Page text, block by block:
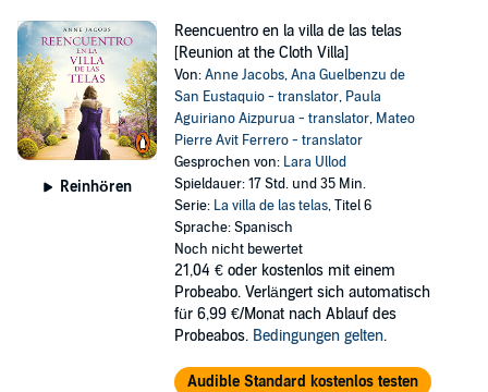
Reinhören
Reencuentro en la villa de las telas
[Reunion at the Cloth Villa]
Von:Anne Jacobs,Ana Guelbenzu de
San Eustaquio - translator, Paula
Aguiriano Aizpurua - translator, Mateo
Pierre Avit Ferrero - translator
Gesprochen von: Lara Ullod
Spieldauer: 17 Std. und 35 Min.
Serie: La villa de las telas, Titel 6
Sprache: Spanisch
Noch nicht bewertet
21,04 € oder kostenlos mit einem
Probeabo. Verlängert sich automatisch
für 6,99 €/Monat nach Ablauf des
Probeabos. Bedingungen gelten.
Audible Standard kostenlos testen